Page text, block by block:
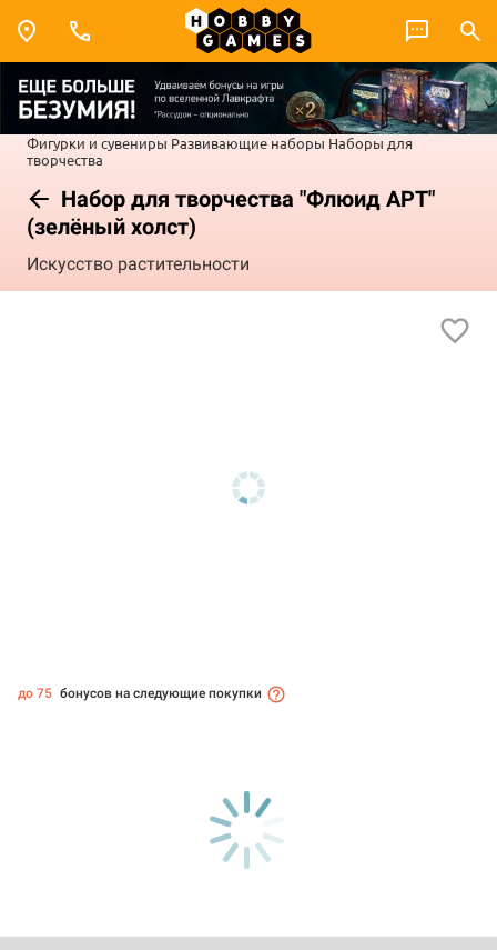
Фигурки и сувениры Развивающие наборы Наборы для
творчества
Набор для творчества "Флюид АРТ"
(зелёный холст)
Искусство растительности
до 75 бонусов на следующие покупки